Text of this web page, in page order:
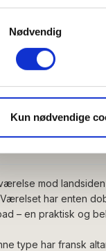
tillader det, vil vi
Indsamle præcise
Identificere din
valg anvendes på
cookies til at
trafik. Vi deler også
Nødvendig
Kun nødvendige
Morgenmad
Gratis wifi
mod
har enten
– en praktisk og
type har fransk